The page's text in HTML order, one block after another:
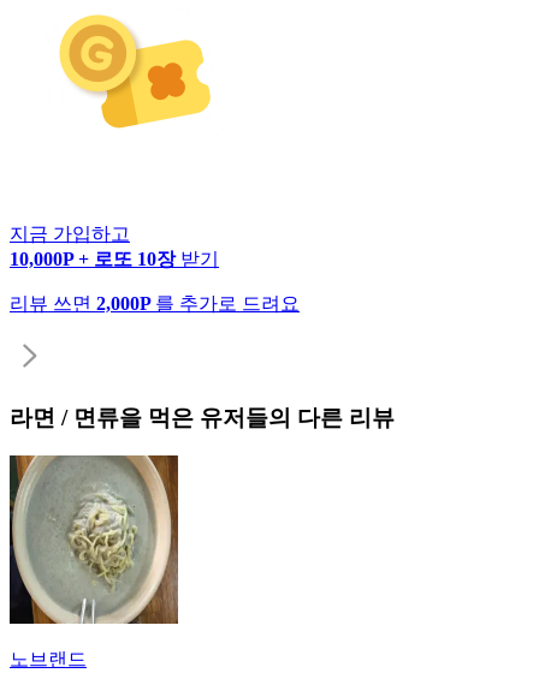
지금 가입하고
10,000P + 로또 10장 받기
리뷰 쓰면 2,000P 를 추가로 드려요
라면 / 면류을 먹은 유저들의 다른 리뷰
노브랜드